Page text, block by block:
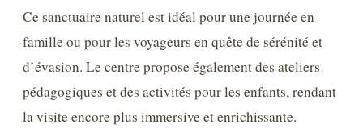
Ce sanctuaire naturel est idéal pour une journée en
famille ou pour les voyageurs en quête de sérénité et
d’évasion. Le centre propose également des ateliers
pédagogiques et des activités pour les enfants, rendant
la visite encore plus immersive et enrichissante.